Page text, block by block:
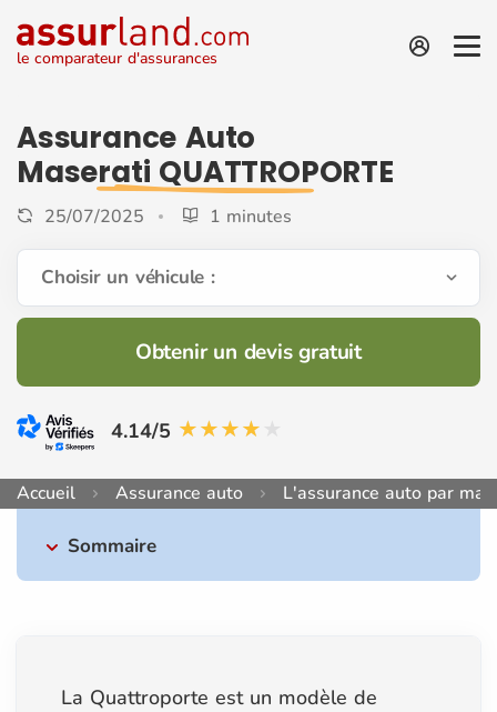
le comparateur d'assurances
Assurance Auto
Maserati QUATTROPORTE
25/07/2025 1 minutes
Choisir un véhicule :
Obtenir un devis gratuit
4.14/5
Accueil Assurance auto L'assurance auto par
Sommaire
La Quattroporte est un modèle de